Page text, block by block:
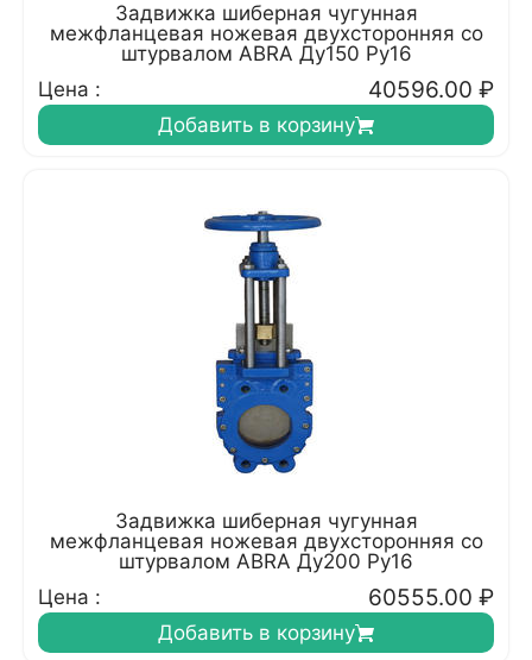
Задвижка шиберная чугунная
межфланцевая ножевая двухсторонняя со
штурвалом ABRA Ду150 Ру16
Цена :
40596.00 ₽
Добавить в корзину
Задвижка шиберная чугунная
межфланцевая ножевая двухсторонняя со
штурвалом ABRA Ду200 Ру16
Цена :
60555.00 ₽
Добавить в корзину